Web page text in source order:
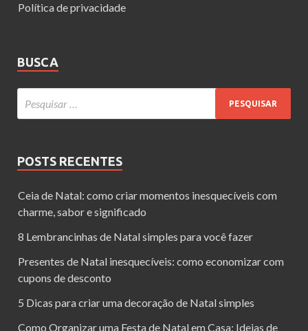
Política de privacidade
BUSCA
POSTS RECENTES
Ceia de Natal: como criar momentos inesquecíveis com
charme, sabor e significado
8 Lembrancinhas de Natal simples para você fazer
Presentes de Natal inesquecíveis: como economizar com
cupons de desconto
5 Dicas para criar uma decoração de Natal simples
Como Organizar uma Festa de Natal em Casa: Ideias de